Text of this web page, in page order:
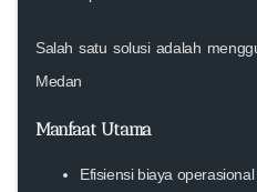
Salah satu solusi adalah
Medan
Manfaat Utama
Efisiensi biaya operasional